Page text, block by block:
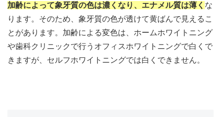
加齢によって象牙質の色は濃くなり、エナメル質は薄く な
ります。そのため、象牙質の色が透けて黄ばんで見えるこ
とがあります。加齢による変色は、ホームホワイトニング
や歯科クリニックで行うオフィスホワイトニングで白くで
きますが、セルフホワイトニングでは白くできません。